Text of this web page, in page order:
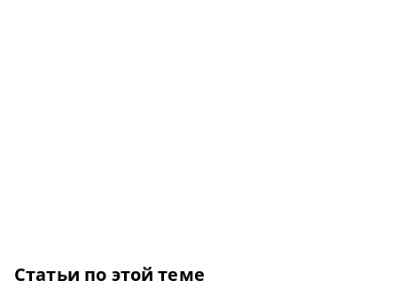
Статьи по этой теме